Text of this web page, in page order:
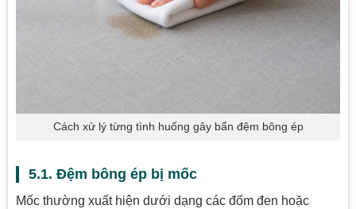
Cách xử lý từng tình huống gây bẩn đệm bông ép
5.1. Đệm bông ép bị mốc
Mốc thường xuất hiện dưới dạng các đốm đen hoặc